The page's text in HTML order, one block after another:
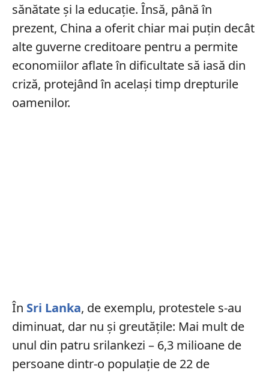
sănătate și la educație. Însă, până în
prezent, China a oferit chiar mai puțin decât
alte guverne creditoare pentru a permite
economiilor aflate în dificultate să iasă din
criză, protejând în același timp drepturile
oamenilor.
În Sri Lanka, de exemplu, protestele s-au
diminuat, dar nu și greutățile: Mai mult de
unul din patru srilankezi – 6,3 milioane de
persoane dintr-o populație de 22 de